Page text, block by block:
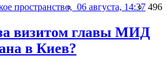
пространство, 06 августа, 14:37 496
визитом главы МИД
в Киев?